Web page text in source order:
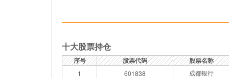
十大股票持仓
序号 股票代码 股票名称
1 601838
成都银行